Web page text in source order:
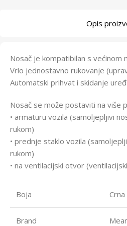
Opis
Nosač je kompatibilan s većinom
Vrlo jednostavno rukovanje
Automatski prihvat i skidanje
Nosač se može postaviti na više
• armaturu vozila (samoljepljivi
rukom)
• prednje staklo vozila
rukom)
• na ventilacijski otvor
Boja Crna
Brand